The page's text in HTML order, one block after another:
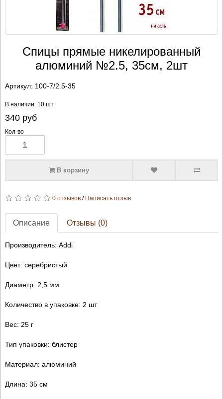
Спицы прямые никелированный
алюминий №2.5, 35см, 2шт
Артикул: 100-7/2.5-35
В наличии: 10 шт
340руб
Кол-во
В корзину
0 отзывов/ Написать отзыв
Описание Отзывы (0)
Производитель: Addi
Цвет: серебристый
Диаметр: 2,5 мм
Количество в упаковке: 2 шт
Вес: 25 г
Тип упаковки: блистер
Материал: алюминий
Длина: 35 см